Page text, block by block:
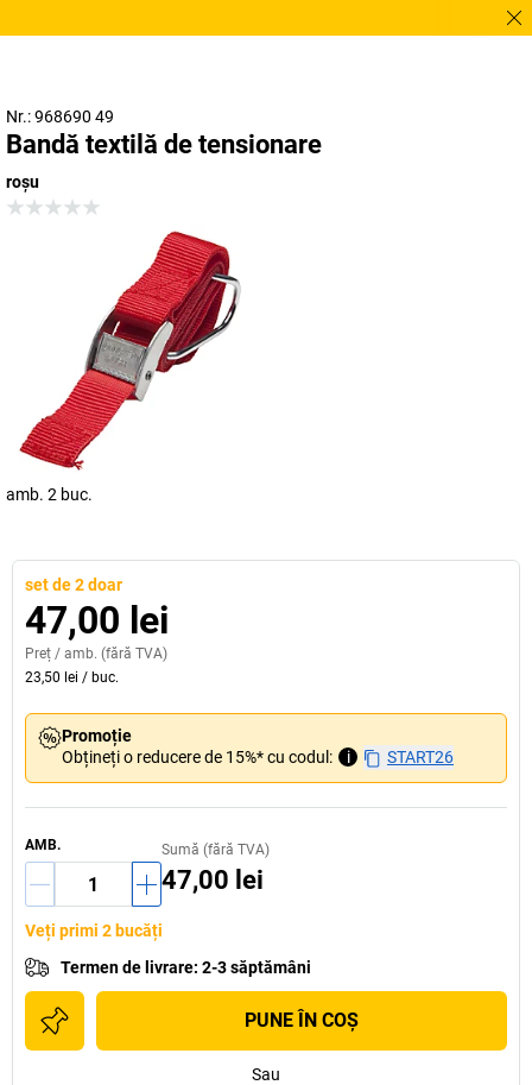
Vă
Nr.: 968690 49
Bandă textilă de tensionare
roșu
amb. 2 buc.
set de 2 doar
47,00 lei
Preț / amb. (fără TVA)
23,50 lei / buc.
Promoție
Obțineți o reducere de 15%* cu codul:
i START26
AMB. Sumă (fără TVA)
47,00 lei
Veți primi 2 bucăți
Termen de livrare: 2-3 săptămâni
PUNE ÎN COŞ
Sau